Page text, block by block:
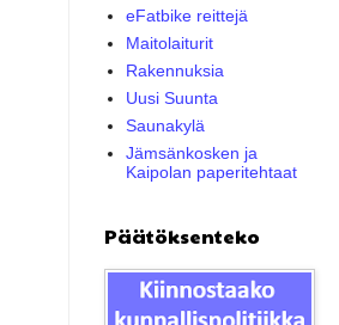
eFatbike reittejä
Maitolaiturit
Rakennuksia
Uusi Suunta
Saunakylä
Jämsänkosken ja
Kaipolan paperitehtaat
Päätöksenteko